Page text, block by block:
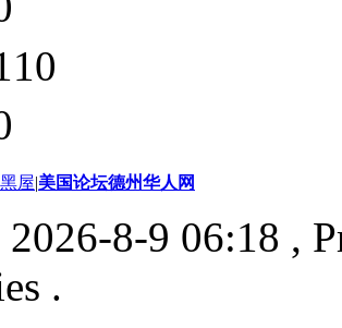
屋|美国论坛德州华人网
8-9 06:18 ,
.